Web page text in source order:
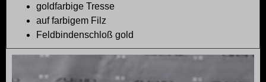
goldfarbige Tresse
auf farbigem Filz
Feldbindenschloß gold